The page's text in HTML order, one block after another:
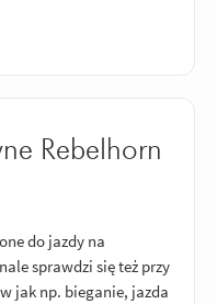
Rebelhorn
do jazdy na
sprawdzi się też przy
jak np. bieganie, jazda